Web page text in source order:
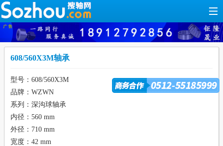
608/560X3M轴承
型号：608/560X3M
品牌：WZWN
系列：深沟球轴承
内径：560 mm
外径：710 mm
宽度：42 mm